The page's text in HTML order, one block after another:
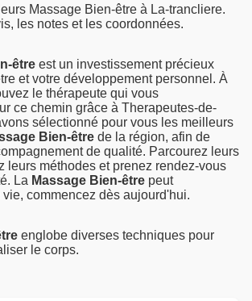
Massage Bien-être à La-trancliere.
les notes et les coordonnées.
être est un investissement précieux
et votre développement personnel. À
le thérapeute qui vous
ce chemin grâce à Therapeutes-de-
sélectionné pour vous les meilleurs
Bien-être de la région, afin de
de qualité. Parcourez leurs
leurs méthodes et prenez rendez-vous
La Massage Bien-être peut
vie, commencez dès aujourd'hui.
englobe diverses techniques pour
le corps.